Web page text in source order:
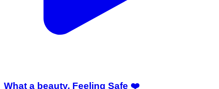
What a beauty, Feeling Safe ❤️